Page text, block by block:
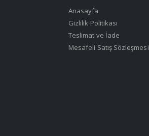
Anasayfa
Gizlilik Politikası
Teslimat ve İade
Mesafeli Satış Sözleşmesi